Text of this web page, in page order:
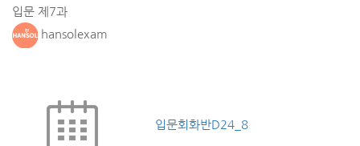
입문 제7과
hansolexam
입문회화반D24_8